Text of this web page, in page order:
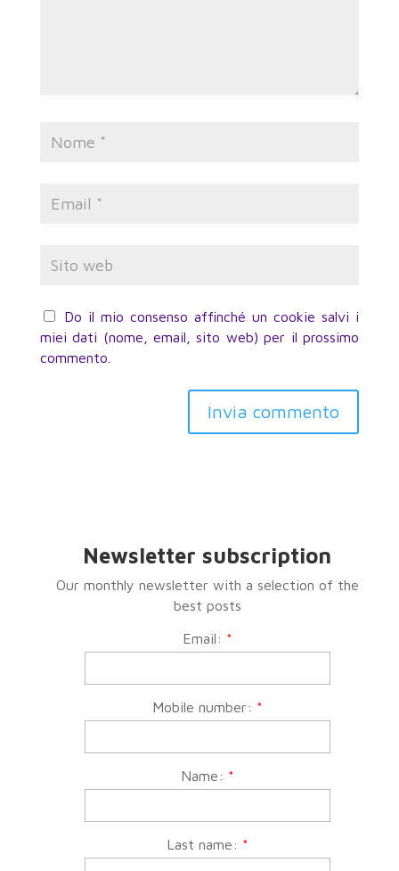
Do il mio consenso affinché un cookie salvi i
miei dati (nome, email, sito web) per il prossimo
commento.
Newsletter subscription
Our monthly newsletter with a selection of the
best posts
Email: *
Mobile number: *
Name: *
Last name: *